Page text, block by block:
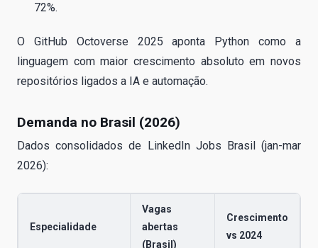
72%.
O GitHub Octoverse 2025 aponta Python como a
linguagem com maior crescimento absoluto em novos
repositórios ligados a IA e automação.
Demanda no Brasil (2026)
Dados consolidados de LinkedIn Jobs Brasil (jan-mar
2026):
Especialidade
Vagas
abertas
(Brasil)
Crescimento
vs 2024